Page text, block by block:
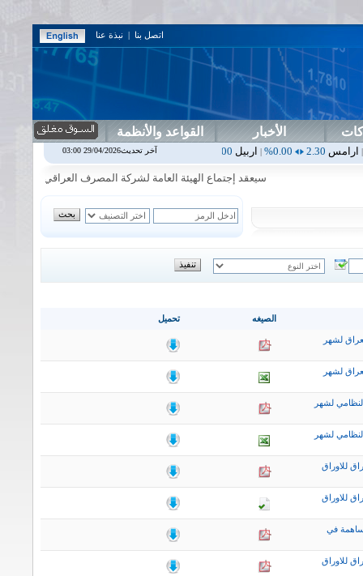
اتصل بنا | نبذة عنا
الأخبار القواعد والأنظمة
|اربيل 0.00
|اس بنك 0.00%
|اسفنج1.87
سيعقد إجتماع الهيئة العامة لشركة المصرف العراقي الاسلامي في يوم
تحميل الصيغه
لشهر
لشهر
لشهر
لشهر
للاوراق
للاوراق
في
للاوراق